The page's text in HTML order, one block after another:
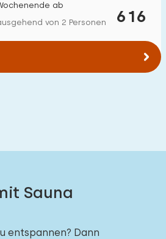
616
ab
von 2 Personen
Sauna
entspannen? Dann